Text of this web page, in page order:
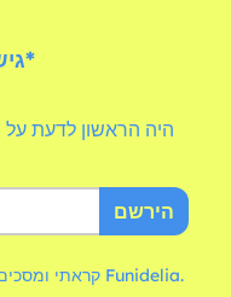
גישה למבצעים בלעדיים*
היה הראשון לדעת
הירשם
קראתי של Funidelia.